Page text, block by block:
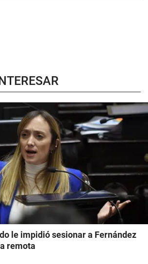
le impidió sesionar a Fernández
remota